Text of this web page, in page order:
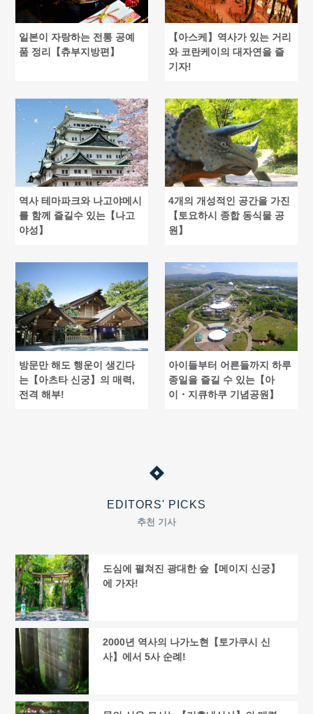
일본이 자랑하는 전통 공예
품 정리【츄부지방편】
【아스케】역사가 있는 거리
와 코란케이의 대자연을 즐
기자!
역사 테마파크와 나고야메시
를 함께 즐길수 있는【나고
야성】
4개의 개성적인 공간을 가진
【토요하시 종합 동식물 공
원】
방문만 해도 행운이 생긴다
는【아츠타 신궁】의 매력,
전격 해부!
아이들부터 어른들까지 하루
종일을 즐길 수 있는【아
이・지큐하쿠 기념공원】
EDITORS' PICKS
추천 기사
도심에 펼쳐진 광대한 숲【메이지 신궁】
에 가자!
2000년 역사의 나가노현【토가쿠시 신
사】에서 5사 순례!